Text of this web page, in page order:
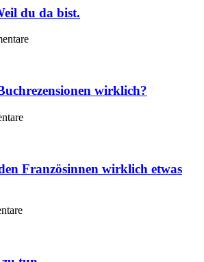
du da bist.
wirklich?
Französinnen wirklich etwas